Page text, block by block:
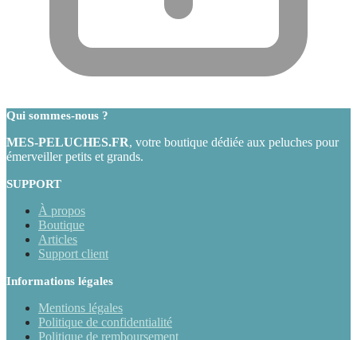
Qui sommes-nous ?
MES-PELUCHES.FR, votre boutique dédiée aux peluches pour
émerveiller petits et grands.
SUPPORT
À propos
Boutique
Articles
Support client
Informations légales
Mentions légales
Politique de confidentialité
Politique de remboursement